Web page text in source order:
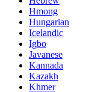
Hmong
Hungarian
Icelandic
Igbo
Javanese
Kannada
Kazakh
Khmer